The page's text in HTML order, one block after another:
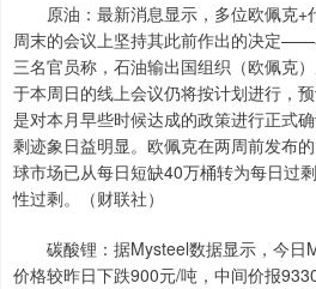
原油：最新消息显示，多位欧佩克+
周末的会议上坚持其此前作出的决定——
三名官员称，石油输出国组织（欧佩克
于本周日的线上会议仍将按计划进行，
是对本月早些时候达成的政策进行正式
剩迹象日益明显。欧佩克在两周前发布
球市场已从每日短缺40万桶转为每日过
性过剩。（财联社）
碳酸锂：据Mysteel数据显示，今日
价格较昨日下跌900元/吨，中间价报